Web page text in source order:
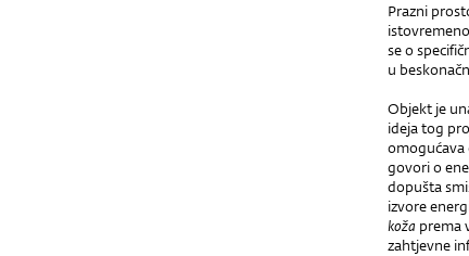
Prazni
se o
u
Objekt je
ideja tog
omogućava
govori o
dopušta
izvore
koža prema
zahtjevne